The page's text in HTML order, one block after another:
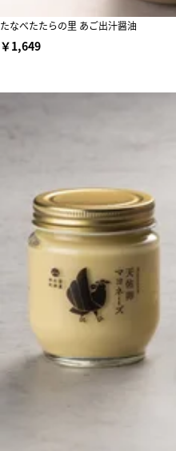
たなべたたらの里 あご出汁醤油
￥1,649